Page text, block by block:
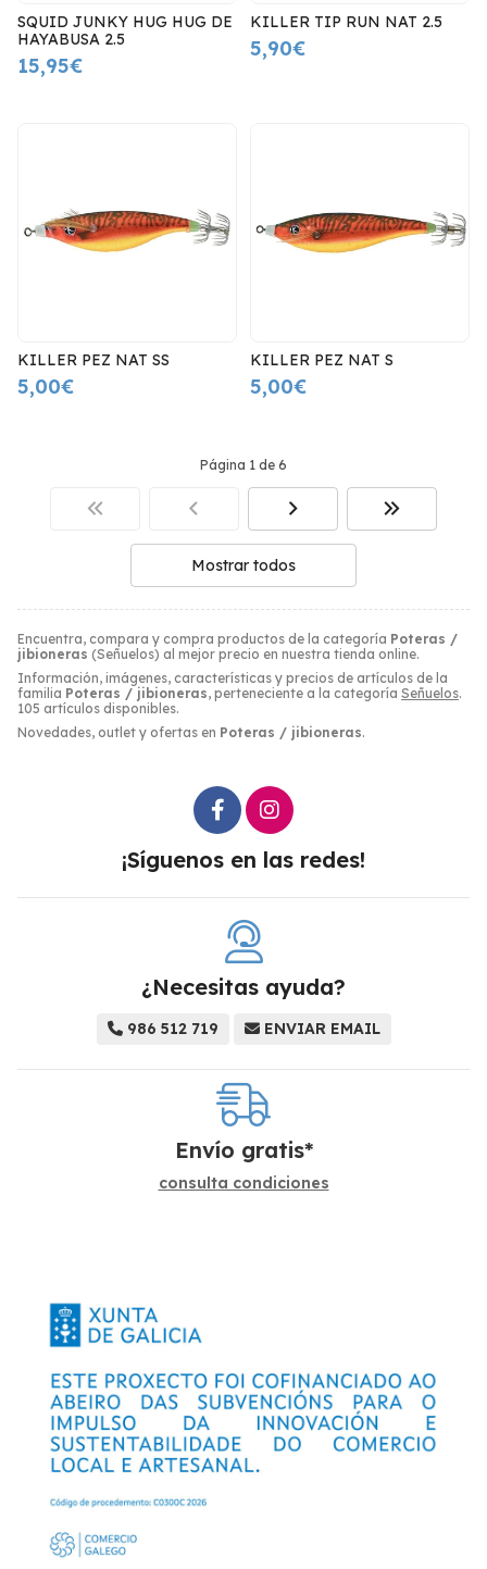
Encuentra, compara y compra productos de la categoría Poteras /
jibioneras (Señuelos) al mejor precio en nuestra tienda online.
Información, imágenes, características y precios de artículos de la
familia Poteras / jibioneras, perteneciente a la categoría Señuelos.
105 artículos disponibles.
Novedades, outlet y ofertas en Poteras / jibioneras.
SQUID JUNKY HUG HUG DE
HAYABUSA 2.5
15,95€
KILLER TIP RUN NAT 2.5
5,90€
KILLER PEZ NAT SS
5,00€
KILLER PEZ NAT S
5,00€
Página 1 de 6
Mostrar todos
¡Síguenos en las redes!
¿Necesitas ayuda?
986 512 719 ENVIAR EMAIL
Envío gratis*
consulta condiciones